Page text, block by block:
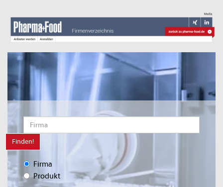
Finden!
Firma
Produkt